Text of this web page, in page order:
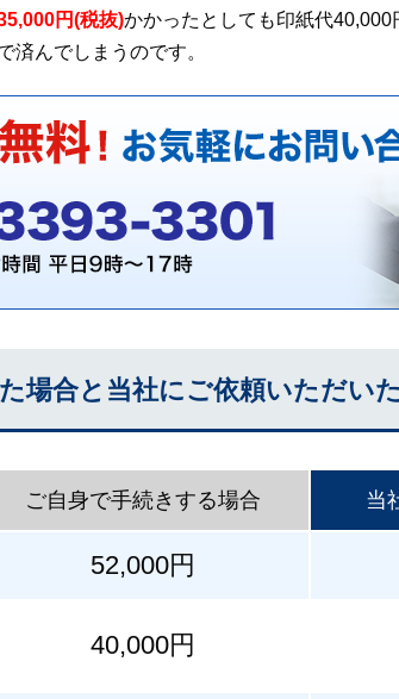
円(税抜)かかったとしても印紙代40,000
済んでしまうのです。
場合と当社にご依頼いただい
ご自身で手続きする場合 当
52,000円
40,000円